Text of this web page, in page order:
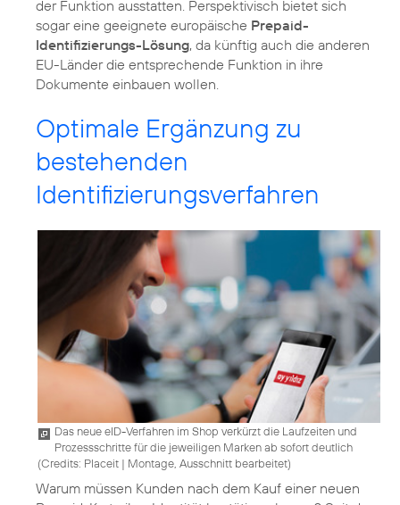
der Funktion ausstatten. Perspektivisch bietet sich
sogar eine geeignete europäische Prepaid-
Identifizierungs-Lösung, da künftig auch die anderen
EU-Länder die entsprechende Funktion in ihre
Dokumente einbauen wollen.
Optimale Ergänzung zu
bestehenden
Identifizierungsverfahren
Das neue eID-Verfahren im Shop verkürzt die Laufzeiten und
Prozessschritte für die jeweiligen Marken ab sofort deutlich
(Credits: Placeit | Montage, Ausschnitt bearbeitet)
Warum müssen Kunden nach dem Kauf einer neuen